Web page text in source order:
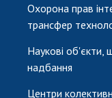
Охорона прав
трансфер
Наукові об'єкти,
надбання
Центри